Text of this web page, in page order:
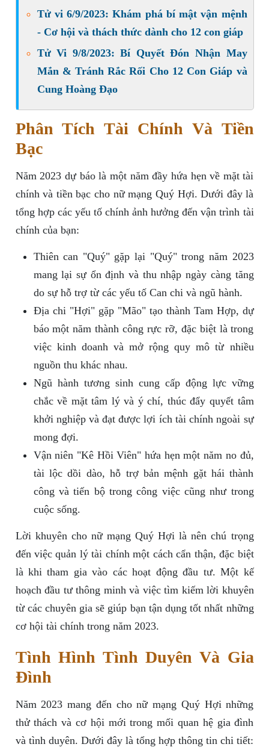
Tử vi 6/9/2023: Khám phá bí mật vận mệnh
- Cơ hội và thách thức dành cho 12 con giáp
Tử Vi 9/8/2023: Bí Quyết Đón Nhận May
Mắn & Tránh Rắc Rối Cho 12 Con Giáp và
Cung Hoàng Đạo
Phân Tích Tài Chính Và Tiền
Bạc
Năm 2023 dự báo là một năm đầy hứa hẹn về mặt tài
chính và tiền bạc cho nữ mạng Quý Hợi. Dưới đây là
tổng hợp các yếu tố chính ảnh hưởng đến vận trình tài
chính của bạn:
Thiên can "Quý" gặp lại "Quý" trong năm 2023
mang lại sự ổn định và thu nhập ngày càng tăng
do sự hỗ trợ từ các yếu tố Can chi và ngũ hành.
Địa chi "Hợi" gặp "Mão" tạo thành Tam Hợp, dự
báo một năm thành công rực rỡ, đặc biệt là trong
việc kinh doanh và mở rộng quy mô từ nhiều
nguồn thu khác nhau.
Ngũ hành tương sinh cung cấp động lực vững
chắc về mặt tâm lý và ý chí, thúc đẩy quyết tâm
khởi nghiệp và đạt được lợi ích tài chính ngoài sự
mong đợi.
Vận niên "Kê Hồi Viên" hứa hẹn một năm no đủ,
tài lộc dồi dào, hỗ trợ bản mệnh gặt hái thành
công và tiến bộ trong công việc cũng như trong
cuộc sống.
Lời khuyên cho nữ mạng Quý Hợi là nên chú trọng
đến việc quản lý tài chính một cách cẩn thận, đặc biệt
là khi tham gia vào các hoạt động đầu tư. Một kế
hoạch đầu tư thông minh và việc tìm kiếm lời khuyên
từ các chuyên gia sẽ giúp bạn tận dụng tốt nhất những
cơ hội tài chính trong năm 2023.
Tình Hình Tình Duyên Và Gia
Đình
Năm 2023 mang đến cho nữ mạng Quý Hợi những
thử thách và cơ hội mới trong mối quan hệ gia đình
và tình duyên. Dưới đây là tổng hợp thông tin chi tiết: